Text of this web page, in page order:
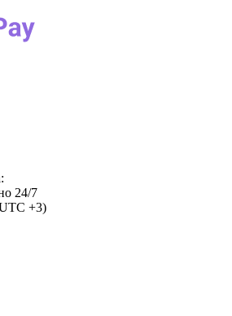
24/7
+3)